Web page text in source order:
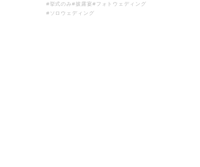
#挙式のみ#披露宴#フォトウェディング
#ソロウェディング